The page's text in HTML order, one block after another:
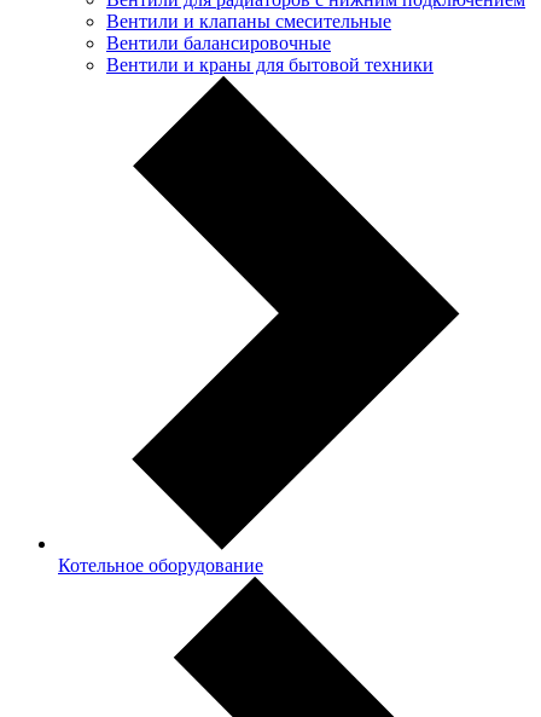
Вентили и клапаны смесительные
Вентили балансировочные
Вентили и краны для бытовой техники
Котельное оборудование